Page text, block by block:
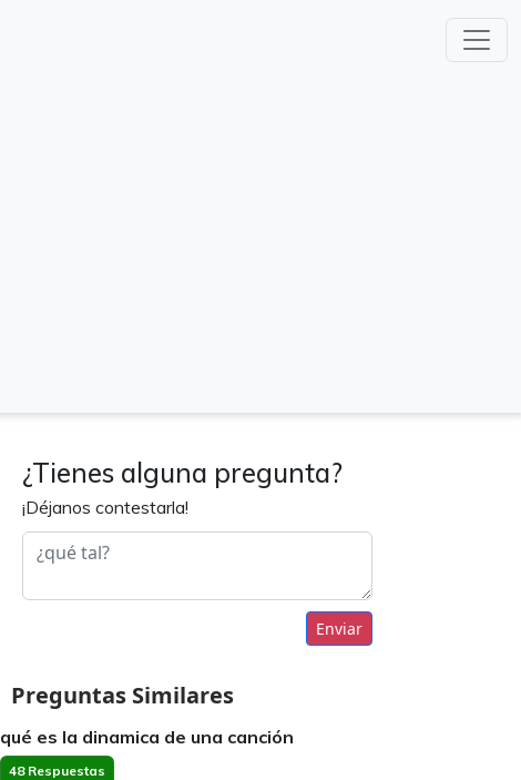
¿Tienes alguna pregunta?
¡Déjanos contestarla!
Enviar
Preguntas Similares
qué es la dinamica de una canción
48 Respuestas